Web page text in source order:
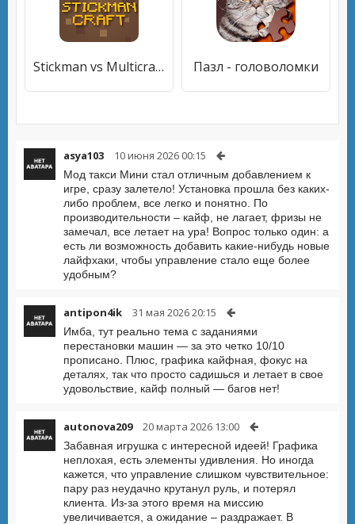
Stickman vs Multicraft: Survival Craft Pocket Пазл - головоломки
asya103 10 июня 2026 00:15
Мод такси Мини стал отличным добавлением к
игре, сразу залетело! Установка прошла без каких-
либо проблем, все легко и понятно. По
производительности – кайф, не лагает, фризы не
замечал, все летает на ура! Вопрос только один: а
есть ли возможность добавить какие-нибудь новые
лайфхаки, чтобы управление стало еще более
удобным?
antipon4ik 31 мая 2026 20:15
Имба, тут реально тема с заданиями
перестановки машин — за это четко 10/10
прописано. Плюс, графика кайфная, фокус на
деталях, так что просто садишься и летает в свое
удовольствие, кайф полный — багов нет!
autonova209 20 марта 2026 13:00
Забавная игрушка с интересной идеей! Графика
неплохая, есть элементы удивления. Но иногда
кажется, что управление слишком чувствительное:
пару раз неудачно крутанул руль, и потерял
клиента. Из-за этого время на миссию
увеличивается, а ожидание – раздражает. В